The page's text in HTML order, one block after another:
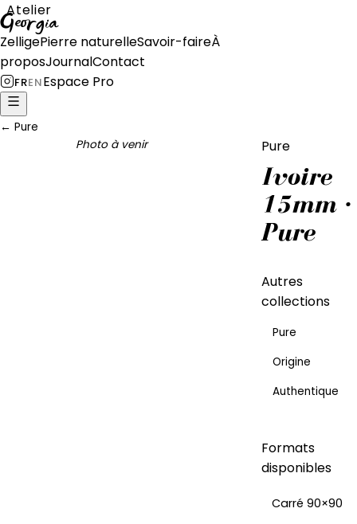
Atelier
Georgia
ZelligePierre naturelleSavoir-faireÀ
proposJournalContact
FRENEspace Pro
← Pure
Photo à venir
Pure
Ivoire
15mm ·
Pure
Autres
collections
Pure
Origine
Authentique
Formats
disponibles
Carré 90×90